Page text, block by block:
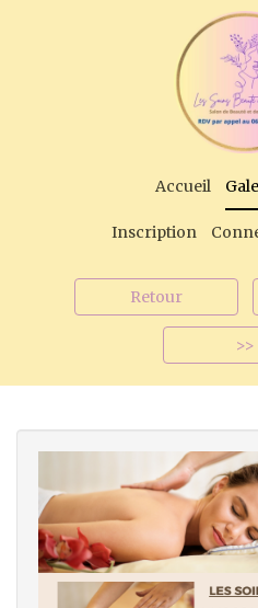
Accueil
Inscription
Retour
>>